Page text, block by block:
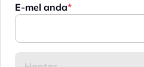
E-mel anda